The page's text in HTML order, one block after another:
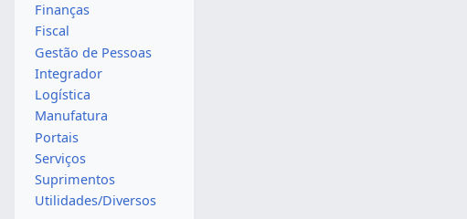
Finanças
Fiscal
Gestão de Pessoas
Integrador
Logística
Manufatura
Portais
Serviços
Suprimentos
Utilidades/Diversos